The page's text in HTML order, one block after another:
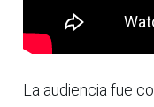
La audiencia fue